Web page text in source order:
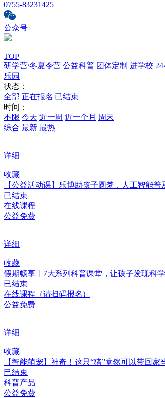
0755-83231425
公众号
TOP
研学营/冬夏令营 公益科普 团体定制 进学校
乐园
状态：
全部 正在报名 已结束
时间：
不限 今天 近一周 近一个月 周末
综合 最新 最热
详细
收藏
【公益活动课】乐博助孩子圆梦，人工智能普
已结束
在线课程
公益免费
详细
收藏
假期畅享丨7大系列科普课堂，让孩子发现科
已结束
在线课程（请扫码报名）
公益免费
详细
收藏
【智能萌宠】神奇！这只“猪”竟然可以带回家
已结束
科普产品
公益免费